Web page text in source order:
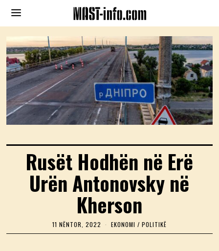
Rusët Hodhën në Erë
Urën Antonovsky në
Kherson
11 NËNTOR, 2022
1
EKONOMI / POLITIKË